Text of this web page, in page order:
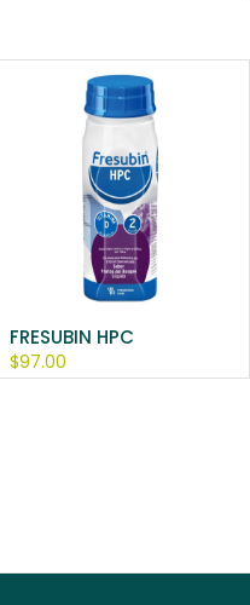
FRESUBIN HPC
$97.00